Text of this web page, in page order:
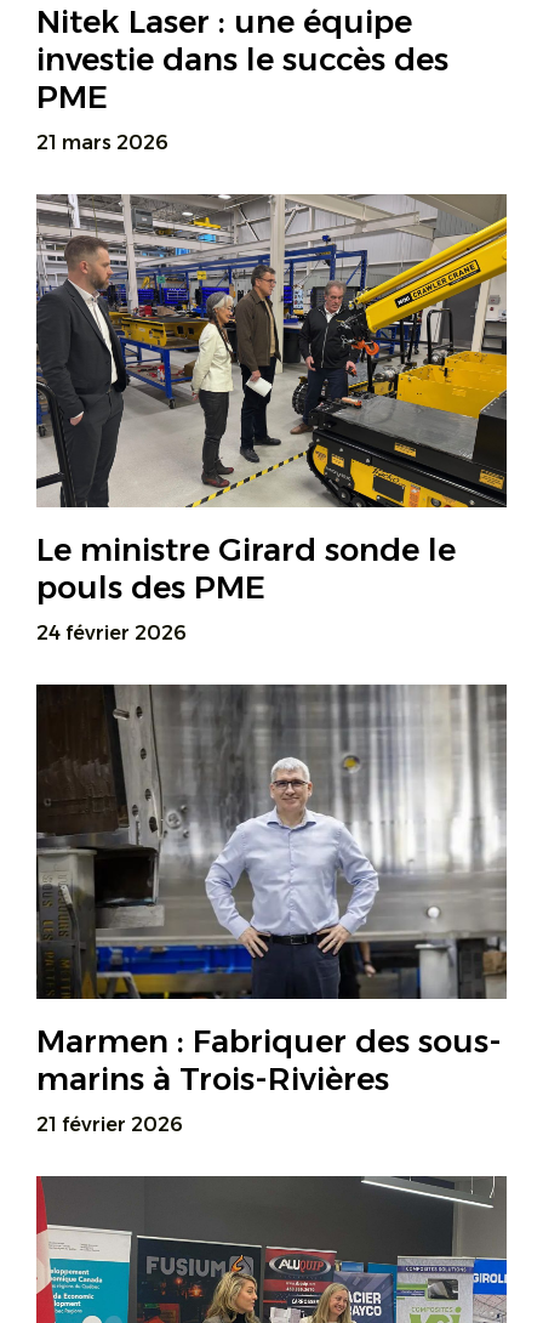
Nitek Laser : une équipe
investie dans le succès des
PME
21 mars 2026
Le ministre Girard sonde le
pouls des PME
24 février 2026
Marmen : Fabriquer des sous-
marins à Trois-Rivières
21 février 2026